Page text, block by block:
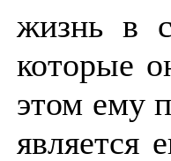
жизнь в
которые
этом ему
является